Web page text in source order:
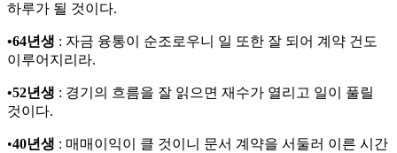
하루가 될 것이다.
•64년생 : 자금 융통이 순조로우니 일 또한 잘 되어 계약 건도
이루어지리라.
•52년생 : 경기의 흐름을 잘 읽으면 재수가 열리고 일이 풀릴
것이다.
•40년생 : 매매이익이 클 것이니 문서 계약을 서둘러 이른 시간